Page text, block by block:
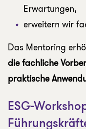
Erwartungen,
erweitern wir
Das Mentoring
die fachliche
praktische
ESG-